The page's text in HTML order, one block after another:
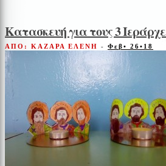
Κατασκευή για τους 3
ΑΠΟ: ΚΑΖΑΡΑ ΕΛΕΝΗ - Φεβ• 26•18